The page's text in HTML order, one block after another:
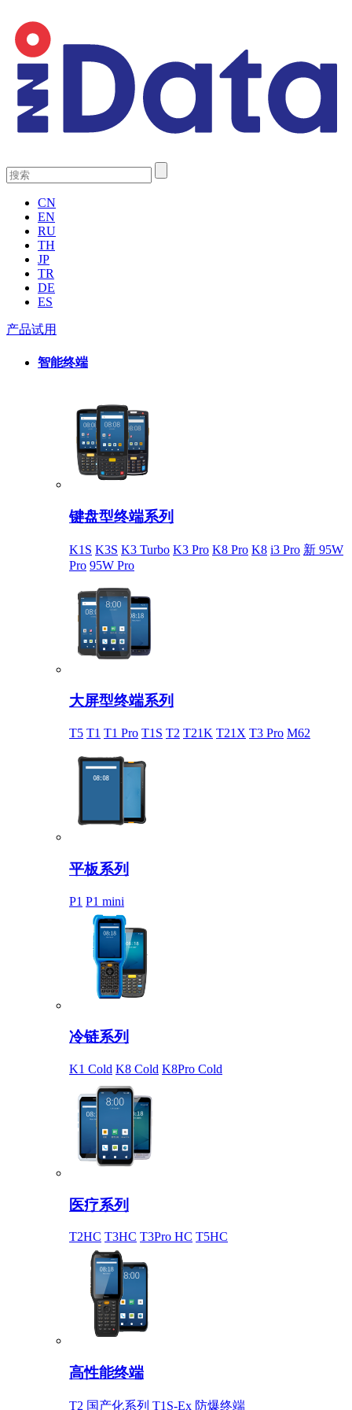
CN
EN
RU
TH
JP
TR
DE
ES
产品试用
智能终端
键盘型终端系列
K1S K3S K3 Turbo K3 Pro K8 Pro K8 i3 Pro 新 95W
Pro 95W Pro
大屏型终端系列
T5 T1 T1 Pro T1S T2 T21K T21X T3 Pro M62
平板系列
P1 P1 mini
冷链系列
K1 Cold K8 Cold K8Pro Cold
医疗系列
T2HC T3HC T3Pro HC T5HC
高性能终端
T2 国产化系列 T1S-Ex 防爆终端